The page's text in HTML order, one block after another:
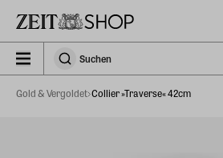
SuchenSuchen
Gold & Vergoldet Collier »Traverse« 42cm